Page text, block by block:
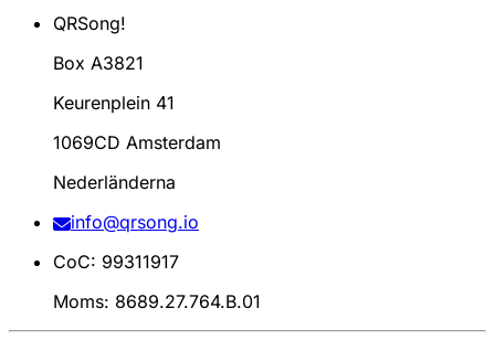
QRSong!
Box A3821
Keurenplein 41
1069CD Amsterdam
Nederländerna
info@qrsong.io
CoC: 99311917
Moms: 8689.27.764.B.01